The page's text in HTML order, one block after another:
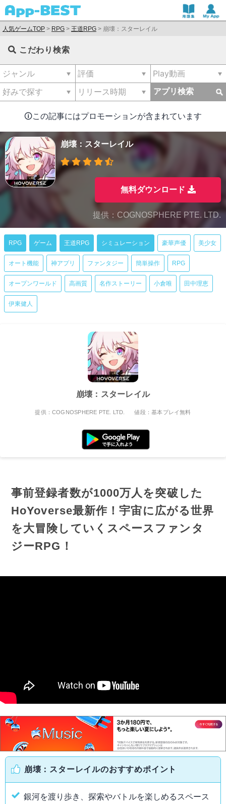
人気ゲームTOP > RPG > 王道RPG > 崩壊：スターレイル
こだわり検索
アプリ検索
🛈この記事にはプロモーションが含まれています
崩壊：スターレイル
無料ダウンロード
提供：COGNOSPHERE PTE. LTD.
RPG ゲーム 王道RPG シミュレーション 豪華声優 美少女
オート機能 神アプリ ファンタジー 簡単操作 RPG
オープンワールド 高画質 名作ストーリー 小倉唯 田中理恵
伊東健人
崩壊：スターレイル
提供：COGNOSPHERE PTE. LTD. 値段：基本プレイ無料
事前登録者数が1000万人を突破した
HoYoverse最新作！宇宙に広がる世界
を大冒険していくスペースファンタ
ジーRPG！
崩壊：スターレイルのおすすめポイント
銀河を渡り歩き、探索やバトルを楽しめるスペース